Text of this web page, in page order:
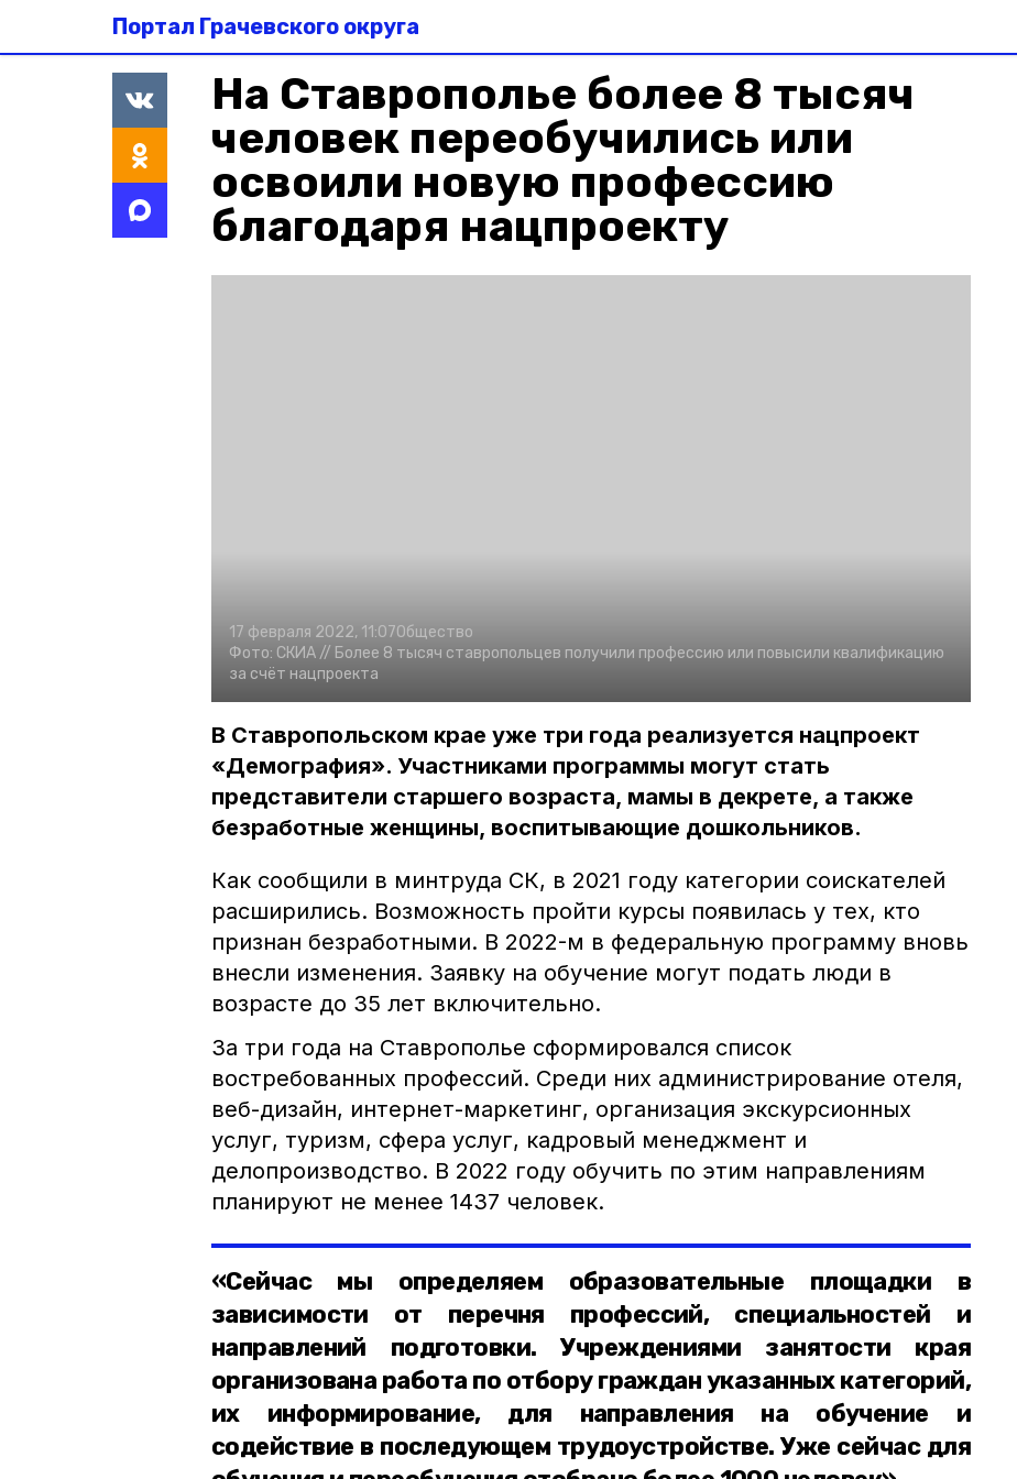
Портал Грачевского округа
На Ставрополье более 8 тысяч
человек переобучились или
освоили новую профессию
благодаря нацпроекту
17 февраля 2022, 11:07Общество
Фото: СКИА // Более 8 тысяч ставропольцев получили профессию или повысили квалификацию
за счёт нацпроекта
В Ставропольском крае уже три года реализуется нацпроект
«Демография». Участниками программы могут стать
представители старшего возраста, мамы в декрете, а также
безработные женщины, воспитывающие дошкольников.
Как сообщили в минтруда СК, в 2021 году категории соискателей
расширились. Возможность пройти курсы появилась у тех, кто
признан безработными. В 2022-м в федеральную программу вновь
внесли изменения. Заявку на обучение могут подать люди в
возрасте до 35 лет включительно.
За три года на Ставрополье сформировался список
востребованных профессий. Среди них администрирование отеля,
веб-дизайн, интернет-маркетинг, организация экскурсионных
услуг, туризм, сфера услуг, кадровый менеджмент и
делопроизводство. В 2022 году обучить по этим направлениям
планируют не менее 1437 человек.
«Сейчас мы определяем образовательные площадки в
зависимости от перечня профессий, специальностей и
направлений подготовки. Учреждениями занятости края
организована работа по отбору граждан указанных категорий,
их информирование, для направления на обучение и
содействие в последующем трудоустройстве. Уже сейчас для